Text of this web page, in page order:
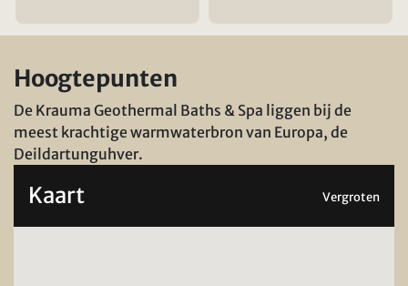
Hoogtepunten
De Krauma Geothermal Baths & Spa liggen bij de
meest krachtige warmwaterbron van Europa, de
Deildartunguhver.
Kaart Vergroten